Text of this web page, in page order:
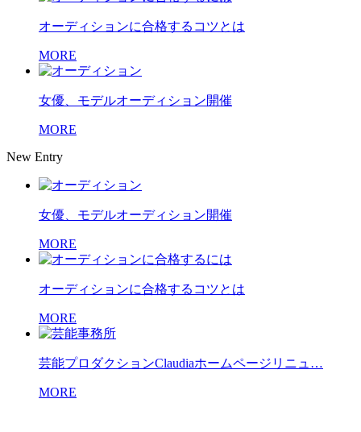
オーディションに合格するコツとは
MORE
女優、モデルオーディション開催
MORE
New Entry
女優、モデルオーディション開催
MORE
オーディションに合格するコツとは
MORE
芸能プロダクションClaudiaホームページリニュ…
MORE